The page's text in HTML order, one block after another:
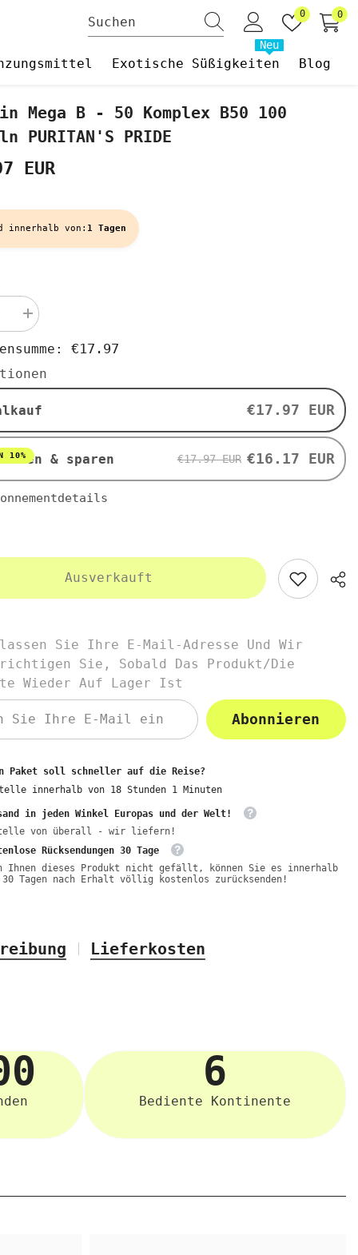
0 0
0
Exotische Süßigkeiten
Neu
Blog
Mega B - 50 Komplex B50 100
PURITAN'S PRIDE
EUR
innerhalb von: 1 Tagen
Menge
erhöhen
Vitamin
B
-
Komplex
100
Kapseln
PURITAN&#39;S
€17.97
€17.97 EUR
& sparen
10% €17.97 EUR €16.17 EUR
Ausverkauft
Sie Ihre E-Mail-Adresse Und Wir
Sie, Sobald Das Produkt/die
Wieder Auf Lager Ist
Abonnieren
Paket soll schneller auf die Reise?
innerhalb von 18Stunden 1Minuten
in jeden Winkel Europas und der Welt!
von überall - wir liefern!
Rücksendungen 30 Tage
Ihnen dieses Produkt nicht gefällt, können Sie es innerhalb
30 Tagen nach Erhalt völlig kostenlos zurücksenden!
Lieferkosten
6
Bediente Kontinente